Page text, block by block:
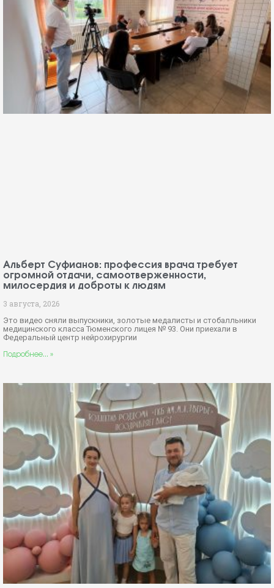
Альберт Суфианов: профессия врача требует
огромной отдачи, самоотверженности,
милосердия и доброты к людям
3 августа, 2026
Это видео сняли выпускники, золотые медалисты и стобалльники
медицинского класса Тюменского лицея № 93. Они приехали в
Федеральный центр нейрохирургии
Подробнее... »